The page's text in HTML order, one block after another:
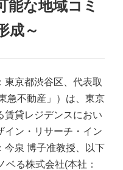
能な地域コミ
成～
京都渋谷区、代表取
急不動産」）は、東京
賃貸レジデンスにおい
イン・リサーチ・イン
今泉 博子准教授、以下
ベる株式会社(本社：